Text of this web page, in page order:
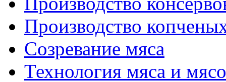
Производство
Созревание мяса
Технология мяса и